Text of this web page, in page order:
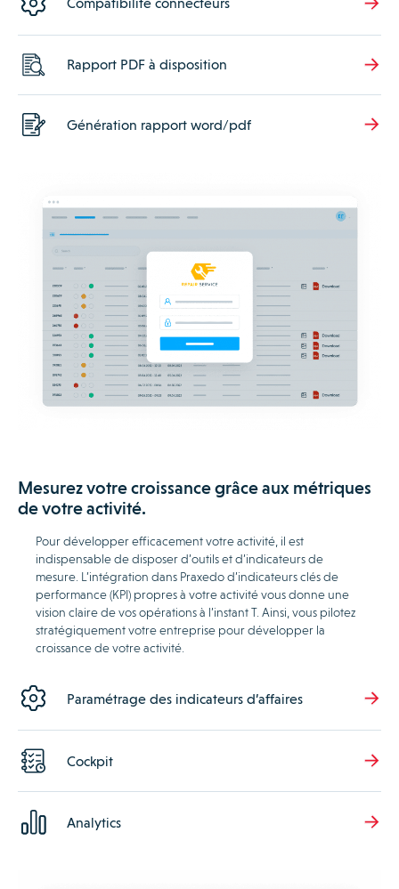
Compatibilité connecteurs
Rapport PDF à disposition
Génération rapport word/pdf
Mesurez votre croissance grâce aux métriques
de votre activité.
Pour développer efficacement votre activité, il est
indispensable de disposer d’outils et d’indicateurs de
mesure. L’intégration dans Praxedo d’indicateurs clés de
performance (KPI) propres à votre activité vous donne une
vision claire de vos opérations à l’instant T. Ainsi, vous pilotez
stratégiquement votre entreprise pour développer la
croissance de votre activité.
Paramétrage des indicateurs d’affaires
Cockpit
Analytics